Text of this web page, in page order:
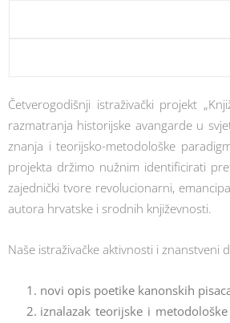
Četverogodišnji istraživački projekt
razmatranja historijske avangarde u
znanja i teorijsko-metodološke
projekta držimo nužnim identificirati
zajednički tvore revolucionarni,
autora hrvatske i srodnih književnosti.
Naše istraživačke aktivnosti i
novi opis poetike kanonskih
iznalazak teorijske i